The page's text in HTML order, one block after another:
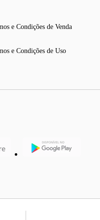
e Condições de Venda
e Condições de Uso